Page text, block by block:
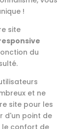
!
site
du
et ne
site pour les
d'un point de
le confort de